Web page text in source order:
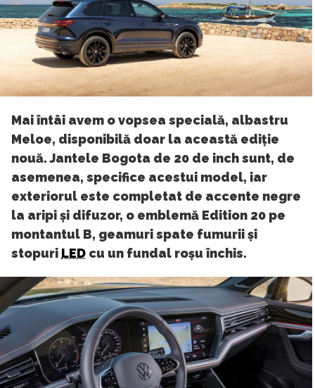
Mai întâi avem o vopsea specială, albastru
Meloe, disponibilă doar la această ediție
nouă. Jantele Bogota de 20 de inch sunt, de
asemenea, specifice acestui model, iar
exteriorul este completat de accente negre
la aripi și difuzor, o emblemă Edition 20 pe
montantul B, geamuri spate fumurii și
stopuri LED cu un fundal roșu închis.